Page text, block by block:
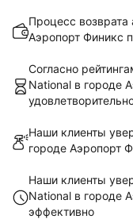
Процесс возврата
Аэропорт Финикс
Согласно
National в городе
Наши клиенты
городе Аэропорт
Наши клиенты
National в городе
эффективно